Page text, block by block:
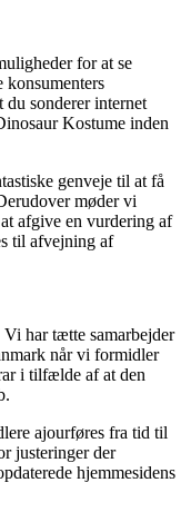
for at se
du sonderer internet
Kostume inden
genveje til at få
møder vi
afgive en vurdering af
til afvejning af
har tætte samarbejder
når vi formidler
i tilfælde af at den
ajourføres fra tid til
justeringer der
hjemmesidens